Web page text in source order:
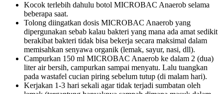
Kocok terlebih dahulu botol MICROBAC Anaerob selama
beberapa saat.
Tolong diingatkan dosis MICROBAC Anaerob yang
dipergunakan sebab kalau bakteri yang mana ada amat sedikit
berakibat bakteri tidak bisa bekerja secara maksimal dalam
memisahkan senyawa organik (lemak, sayur, nasi, dll).
Campurkan 150 ml MICROBAC Anaerob ke dalam 2 (dua)
liter air bersih, campurkan sampai menyatu. Lalu tuangkan
pada wastafel cucian piring sebelum tutup (di malam hari).
Kerjakan 1-3 hari sekali agar tidak terjadi sumbatan oleh